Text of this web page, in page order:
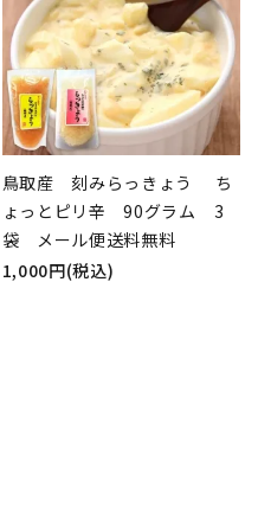
鳥取産 刻みらっきょう ち
ょっとピリ辛 90グラム 3
袋 メール便送料無料
1,000円(税込)